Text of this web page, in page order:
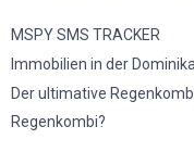
MSPY SMS TRACKER
Immobilien in der
Der ultimative
Regenkombi?